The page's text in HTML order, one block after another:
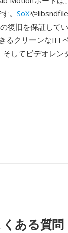
。 SoXや
復旧を保証して
クリーンなIFF
してビデオレン
くある質問